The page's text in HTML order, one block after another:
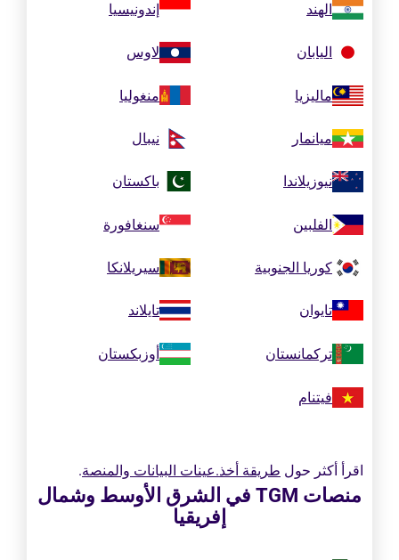
الهند إندونيسيا
اليابان لاوس
ماليزيا منغوليا
ميانمار نيبال
نيوزيلاندا باكستان
الفلبين سنغافورة
كوريا الجنوبية سيريلانكا
تايوان تايلاند
تركمانستان أوزبكستان
فيتنام
اقرأ أكثر حول طريقة أخذ.عينات البيانات والمنصة.
منصات TGM في الشرق الأوسط وشمال
إفريقيا